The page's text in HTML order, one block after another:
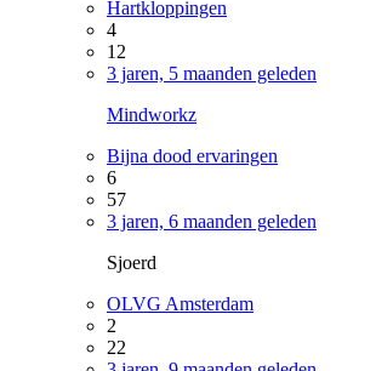
Hartkloppingen
4
12
3 jaren, 5 maanden geleden
Mindworkz
Bijna dood ervaringen
6
57
3 jaren, 6 maanden geleden
Sjoerd
OLVG Amsterdam
2
22